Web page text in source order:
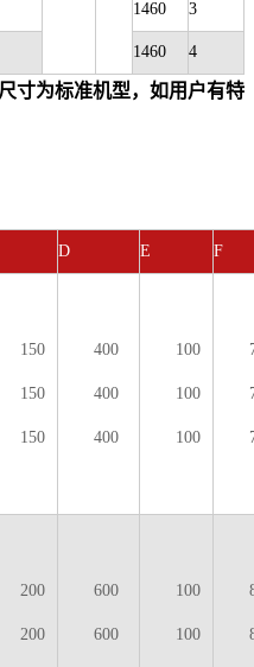
1460
3
1460 4
寸为标准机型，如用户有特
D E F
150
150
150
400
400
400
100
100
100
200
200
600
600
100
100